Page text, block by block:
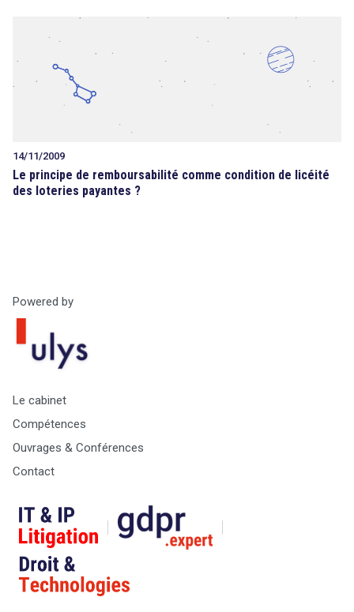
14/11/2009
Le principe de remboursabilité comme condition de licéité
des loteries payantes ?
Powered by
Le cabinet
Compétences
Ouvrages & Conférences
Contact